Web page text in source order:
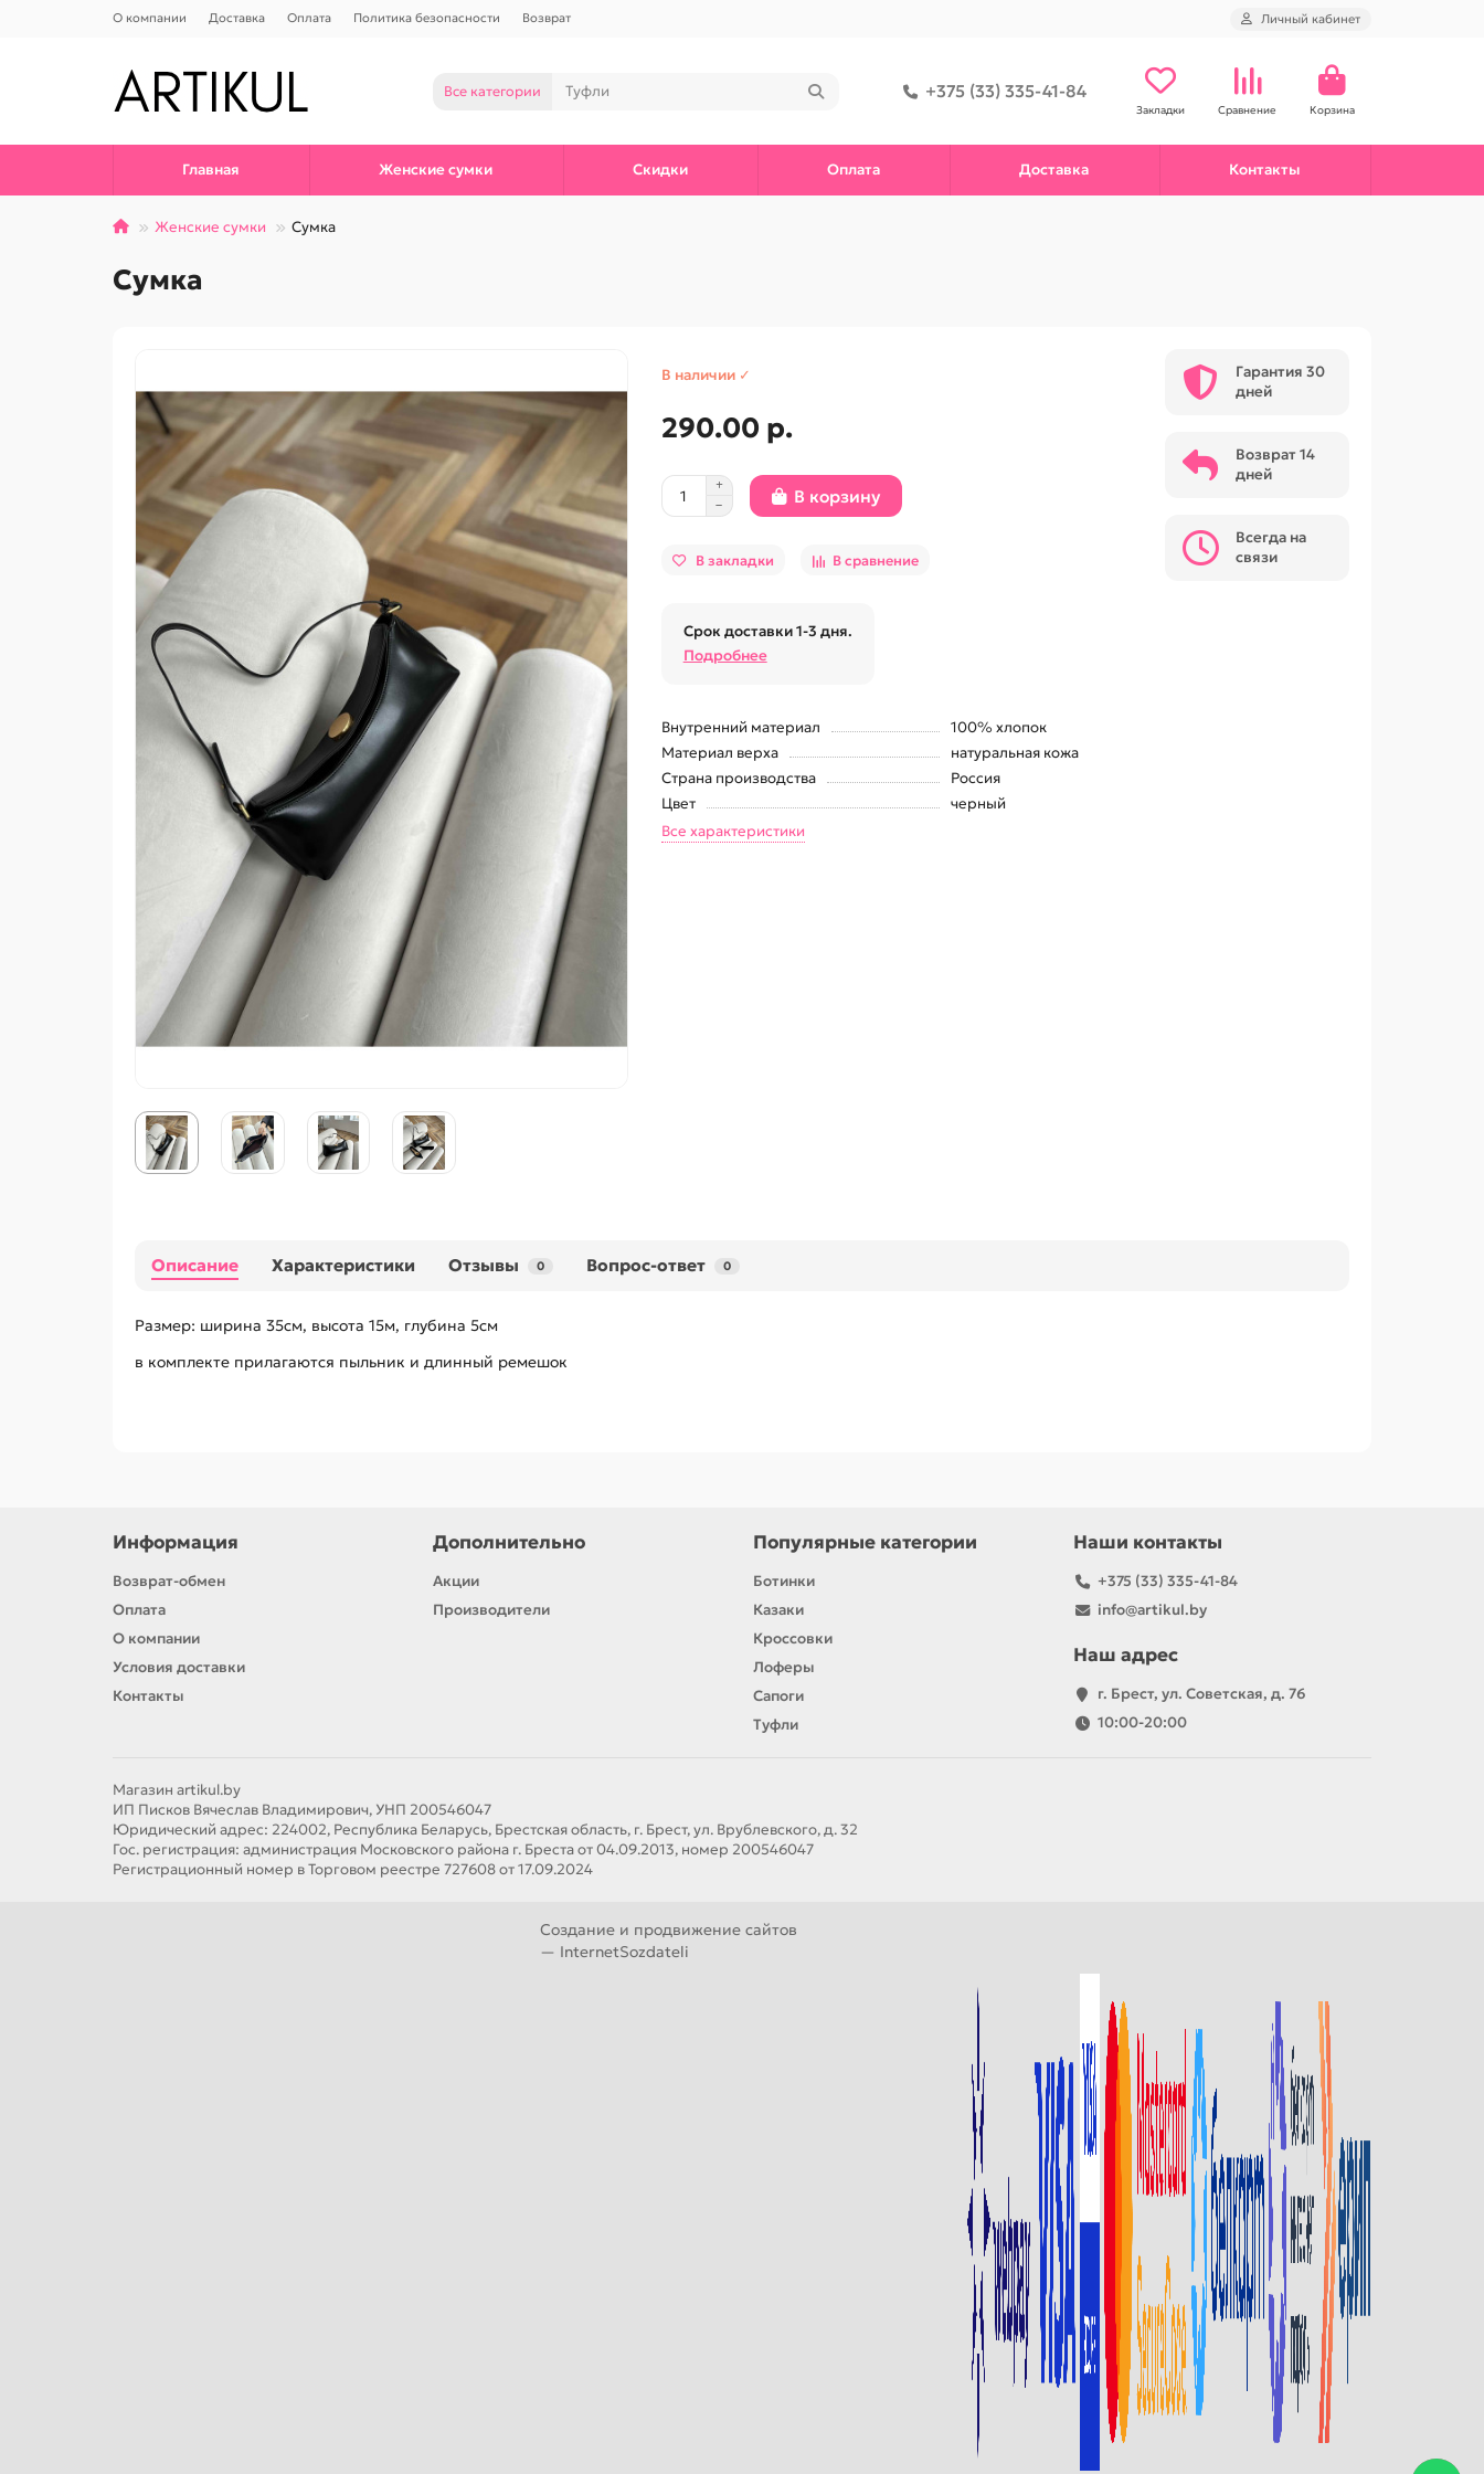
О компании Доставка Оплата Политика безопасности Возврат Личный кабинет
Все категории +375 (33) 335-41-84
Закладки Сравнение Корзина
Главная Женские сумки Скидки Оплата Доставка Контакты
Женские сумки Сумка
Сумка
В наличии ✓
290.00 р.
В корзину
В закладки В сравнение
Срок доставки 1-3 дня.
Подробнее
Внутренний материал
100% хлопок
Материал верха
натуральная кожа
Страна производства
Россия
Цвет
черный
Все характеристики
Гарантия 30
дней
Возврат 14
дней
Всегда на
связи
Описание Характеристики Отзывы 0 Вопрос-ответ 0
Размер: ширина 35см, высота 15м, глубина 5см
в комплекте прилагаются пыльник и длинный ремешок
Информация
Возврат-обмен
Оплата
О компании
Условия доставки
Контакты
Дополнительно
Акции
Производители
Популярные категории
Ботинки
Казаки
Кроссовки
Лоферы
Сапоги
Туфли
Наши контакты
+375 (33) 335-41-84
info@artikul.by
Наш адрес
г. Брест, ул. Советская, д. 76
10:00-20:00
Магазин artikul.by
ИП Писков Вячеслав Владимирович, УНП 200546047
Юридический адрес: 224002, Республика Беларусь, Брестская область, г. Брест, ул. Врублевского, д. 32
Гос. регистрация: администрация Московского района г. Бреста от 04.09.2013, номер 200546047
Регистрационный номер в Торговом реестре 727608 от 17.09.2024
Создание и продвижение сайтов
— InternetSozdateli